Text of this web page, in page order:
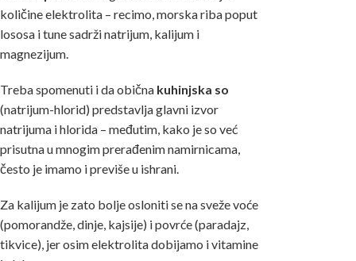
količine elektrolita – recimo, morska riba poput
lososa i tune sadrži natrijum, kalijum i
magnezijum.
Treba spomenuti i da obična kuhinjska so
(natrijum-hlorid) predstavlja glavni izvor
natrijuma i hlorida – međutim, kako je so već
prisutna u mnogim prerađenim namirnicama,
često je imamo i previše u ishrani.
Za kalijum je zato bolje osloniti se na sveže voće
(pomorandže, dinje, kajsije) i povrće (paradajz,
tikvice), jer osim elektrolita dobijamo i vitamine